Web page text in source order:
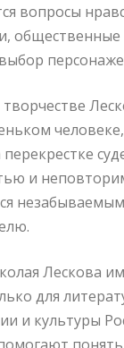
вопросы
и
Лескова
для
и культуры